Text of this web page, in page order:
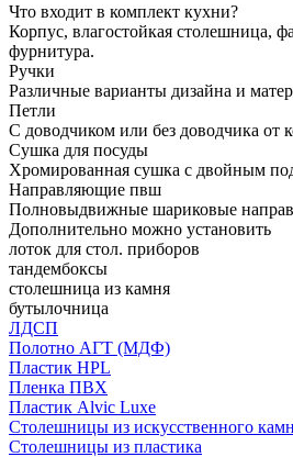
Что входит в комплект кухни?
Корпус, влагостойкая столешница,
фурнитура.
Ручки
Различные варианты дизайна и
Петли
С доводчиком или без доводчика от
Сушка для посуды
Хромированная сушка с двойным
Направляющие пвш
Полновыдвижные шариковые
Дополнительно можно установить
лоток для стол. приборов
тандембоксы
столешница из камня
бутылочница
ЛДСП
Полотно АГТ (МДФ)
Пластик HPL
Пленка ПВХ
Пластик Alvic Luxe
Столешницы из искусственного
Столешницы из пластика